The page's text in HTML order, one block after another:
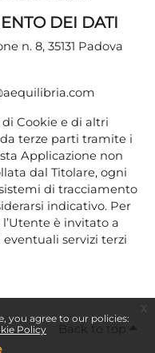
you agree to our policies:
Policy
x
DEI DATI
n. 8, 35131 Padova
Cookie e di altri
terze parti tramite i
Applicazione non
dal Titolare, ogni
di tracciamento
indicativo. Per
è invitato a
servizi terzi
Back to top